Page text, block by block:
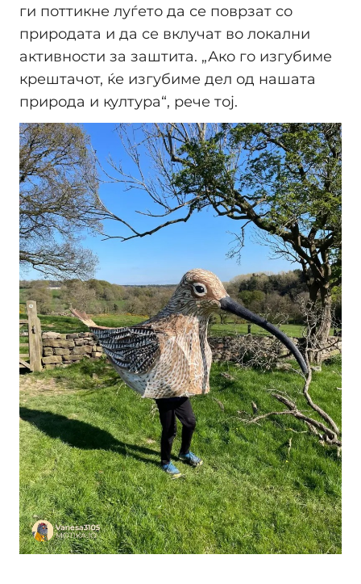
ги поттикне луѓето да се поврзат со
природата и да се вклучат во локални
активности за заштита. „Ако го изгубиме
крештачот, ќе изгубиме дел од нашата
природа и култура“, рече тој.